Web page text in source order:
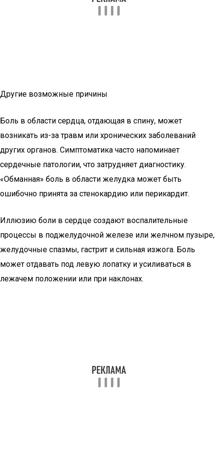
Другие возможные причины
Боль в области сердца, отдающая в спину, может
возникать из-за травм или хронических заболеваний
других органов. Симптоматика часто напоминает
сердечные патологии, что затрудняет диагностику.
«Обманная» боль в области желудка может быть
ошибочно принята за стенокардию или перикардит.
Иллюзию боли в сердце создают воспалительные
процессы в поджелудочной железе или желчном пузыре,
желудочные спазмы, гастрит и сильная изжога. Боль
может отдавать под левую лопатку и усиливаться в
лежачем положении или при наклонах.